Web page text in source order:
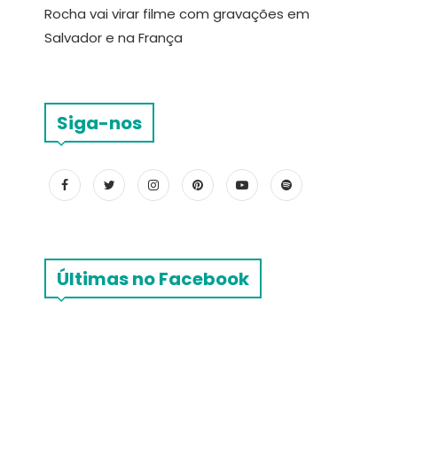
Rocha vai virar filme com gravações em
Salvador e na França
Siga-nos
Últimas no Facebook